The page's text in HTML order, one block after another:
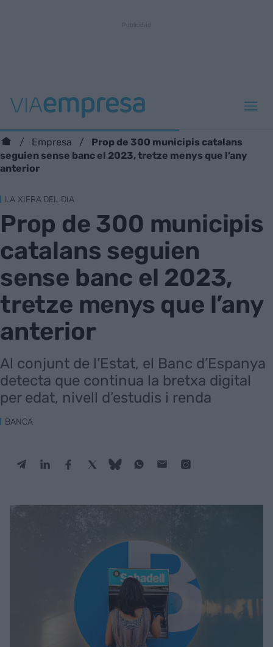
Empresa
Prop de 300 municipis catalans
seguien sense banc el 2023, tretze menys que l’any
anterior
LA XIFRA DEL DIA
Prop de 300 municipis
catalans seguien
sense banc el 2023,
tretze menys que l’any
anterior
Al conjunt de l’Estat, el Banc d’Espanya
detecta que continua la bretxa digital
per edat, nivell d’estudis i renda
BANCA